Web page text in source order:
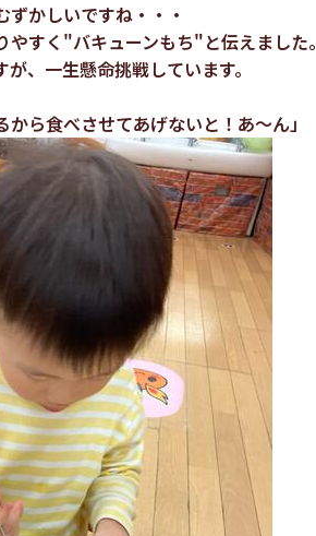
かしいですね・・・
やすく"バキューンもち"と伝えました。
、一生懸命挑戦しています。
から食べさせてあげないと！あ～ん」